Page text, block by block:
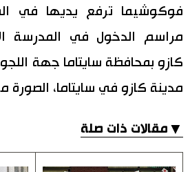
فوكوشيما ترفع يديها في
مراسم الدخول في المدرسة
كازو بمحافظة سايتاما جهة
مدينة كازو في سايتاما،
▼مقالات ذات صلة